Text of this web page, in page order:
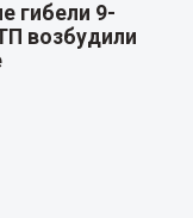
гибели 9-
возбудили